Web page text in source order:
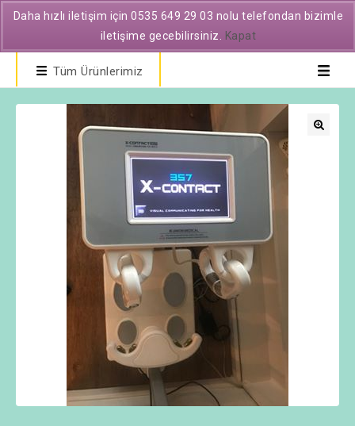
Tüm Ürünlerimiz
Daha hızlı iletişim için 0535 649 29 03 nolu telefondan bizimle
iletişime gecebilirsiniz.
Kapat